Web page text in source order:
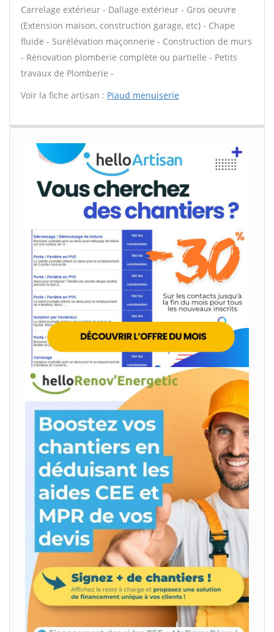
Carrelage extérieur - Dallage extérieur - Gros oeuvre
(Extension maison, construction garage, etc) - Chape
fluide - Surélévation maçonnerie - Construction de murs
- Rénovation plomberie complète ou partielle - Petits
travaux de Plomberie -
Voir la fiche artisan : Piaud menuiserie